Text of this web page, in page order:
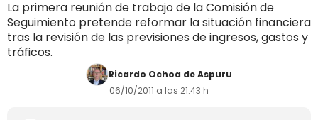
La primera reunión de trabajo de la Comisión de
Seguimiento pretende reformar la situación financiera
tras la revisión de las previsiones de ingresos, gastos y
tráficos.
Ricardo Ochoa de Aspuru
06/10/2011 a las 21:43 h